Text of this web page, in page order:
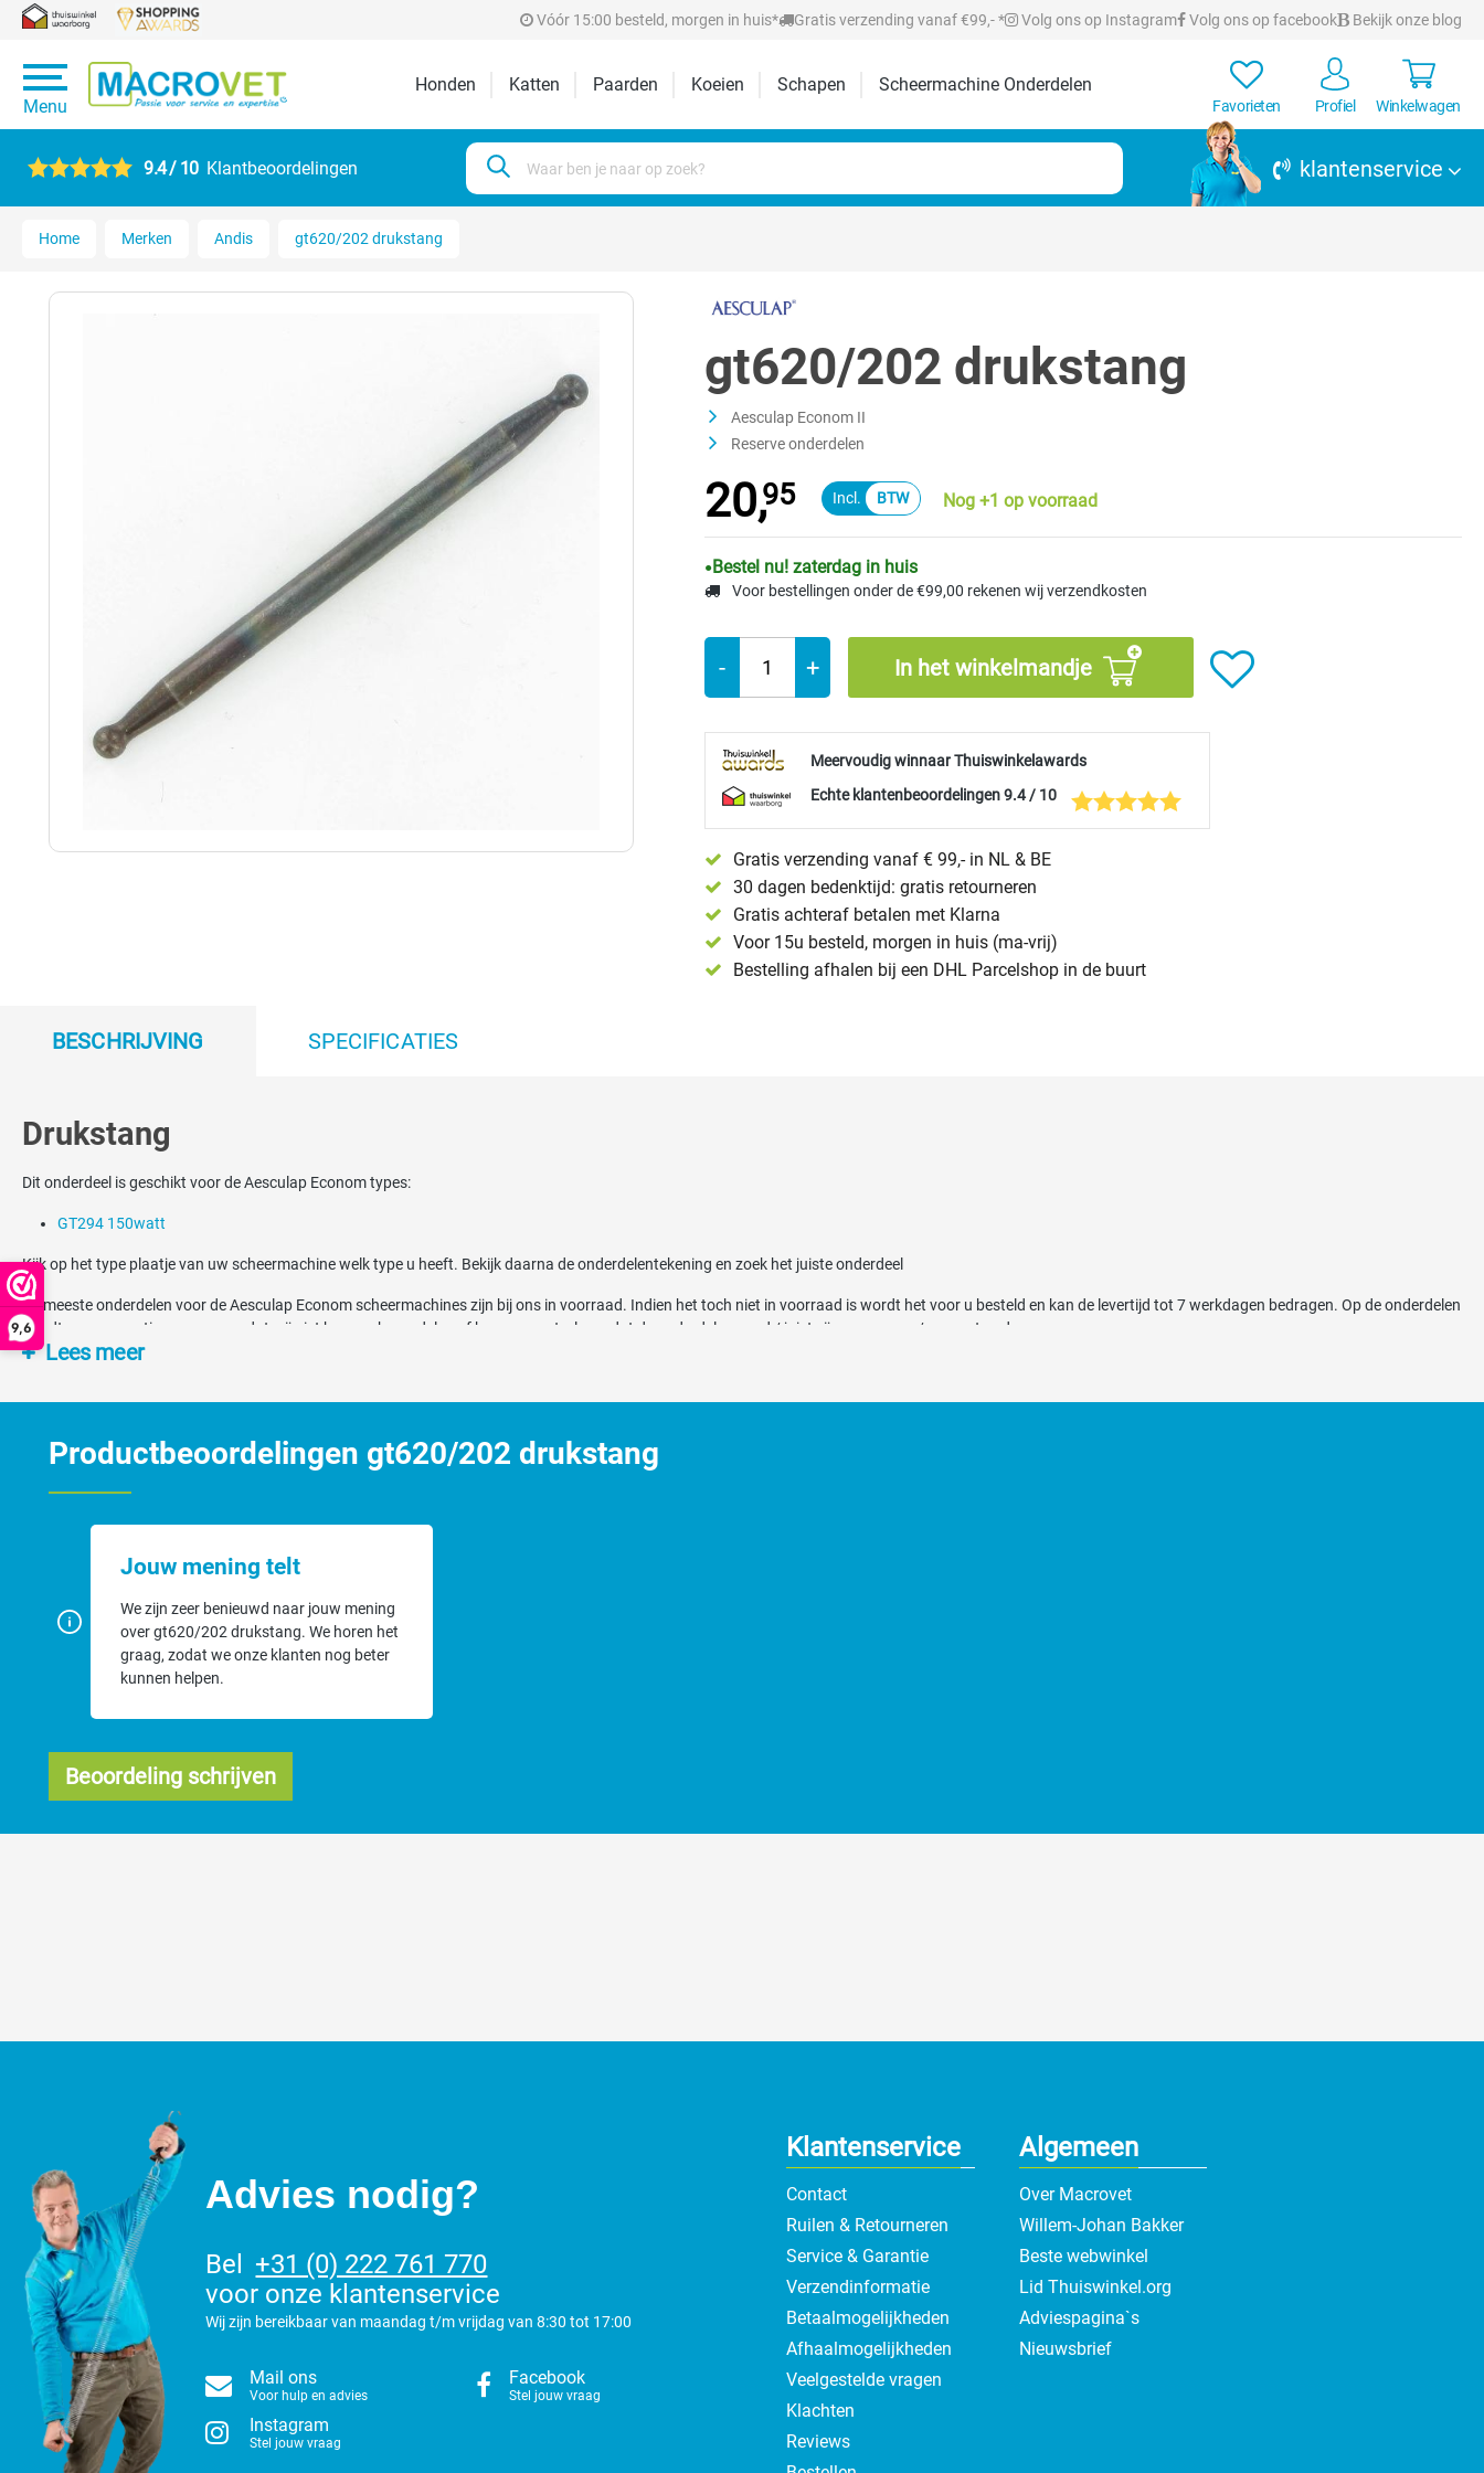
9,6
Vóór 15:00 besteld, morgen in huis* Gratis verzending vanaf €99,- * Volg ons op Instagram Volg ons op facebook Bekijk onze blog
Menu
Honden Katten Paarden Koeien Schapen Scheermachine Onderdelen
Favorieten Profiel Winkelwagen
9.4 / 10 Klantbeoordelingen klantenservice
Home Merken Andis gt620/202 drukstang
gt620/202 drukstang
Aesculap Econom II
Reserve onderdelen
20,95 Nog +1 op voorraad
Bestel nu! zaterdag in huis
Voor bestellingen onder de €99,00 rekenen wij verzendkosten
- + In het winkelmandje
Meervoudig winnaar Thuiswinkelawards
Echte klantenbeoordelingen 9.4 / 10
Gratis verzending vanaf € 99,- in NL & BE
30 dagen bedenktijd: gratis retourneren
Gratis achteraf betalen met Klarna
Voor 15u besteld, morgen in huis (ma-vrij)
Bestelling afhalen bij een DHL Parcelshop in de buurt
BESCHRIJVING SPECIFICATIES
Drukstang
Dit onderdeel is geschikt voor de Aesculap Econom types:
GT294 150watt
Kijk op het type plaatje van uw scheermachine welk type u heeft. Bekijk daarna de onderdelentekening en zoek het juiste onderdeel
De meeste onderdelen voor de Aesculap Econom scheermachines zijn bij ons in voorraad. Indien het toch niet in voorraad is wordt het voor u besteld en kan de levertijd tot 7 werkdagen bedragen. Op de onderdelen
wordt geen garantie gegeven omdat wij niet kunnen beoordelen of kunnen controleren dat de onderdelen goed / juist zijn vervangen / gemonteerd.
Lees meer
Productbeoordelingen gt620/202 drukstang
Jouw mening telt
We zijn zeer benieuwd naar jouw mening
over gt620/202 drukstang. We horen het
graag, zodat we onze klanten nog beter
kunnen helpen.
Beoordeling schrijven
Klantenservice
Contact
Ruilen & Retourneren
Service & Garantie
Verzendinformatie
Betaalmogelijkheden
Afhaalmogelijkheden
Veelgestelde vragen
Klachten
Reviews
Algemeen
Over Macrovet
Willem-Johan Bakker
Beste webwinkel
Lid Thuiswinkel.org
Adviespagina`s
Nieuwsbrief
Advies nodig?
Bel
+31 (0) 222 761 770
voor onze klantenservice
Wij zijn bereikbaar van maandag t/m vrijdag van 8:30 tot 17:00
Mail ons
Voor hulp en advies
Facebook
Stel jouw vraag
Instagram
Stel jouw vraag